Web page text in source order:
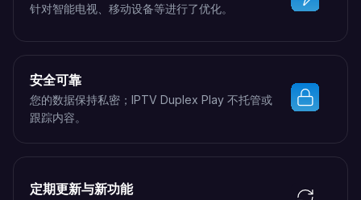
针对智能电视、移动设备等进行了优化。
安全可靠
您的数据保持私密；IPTV Duplex Play 不托管或
跟踪内容。
定期更新与新功能